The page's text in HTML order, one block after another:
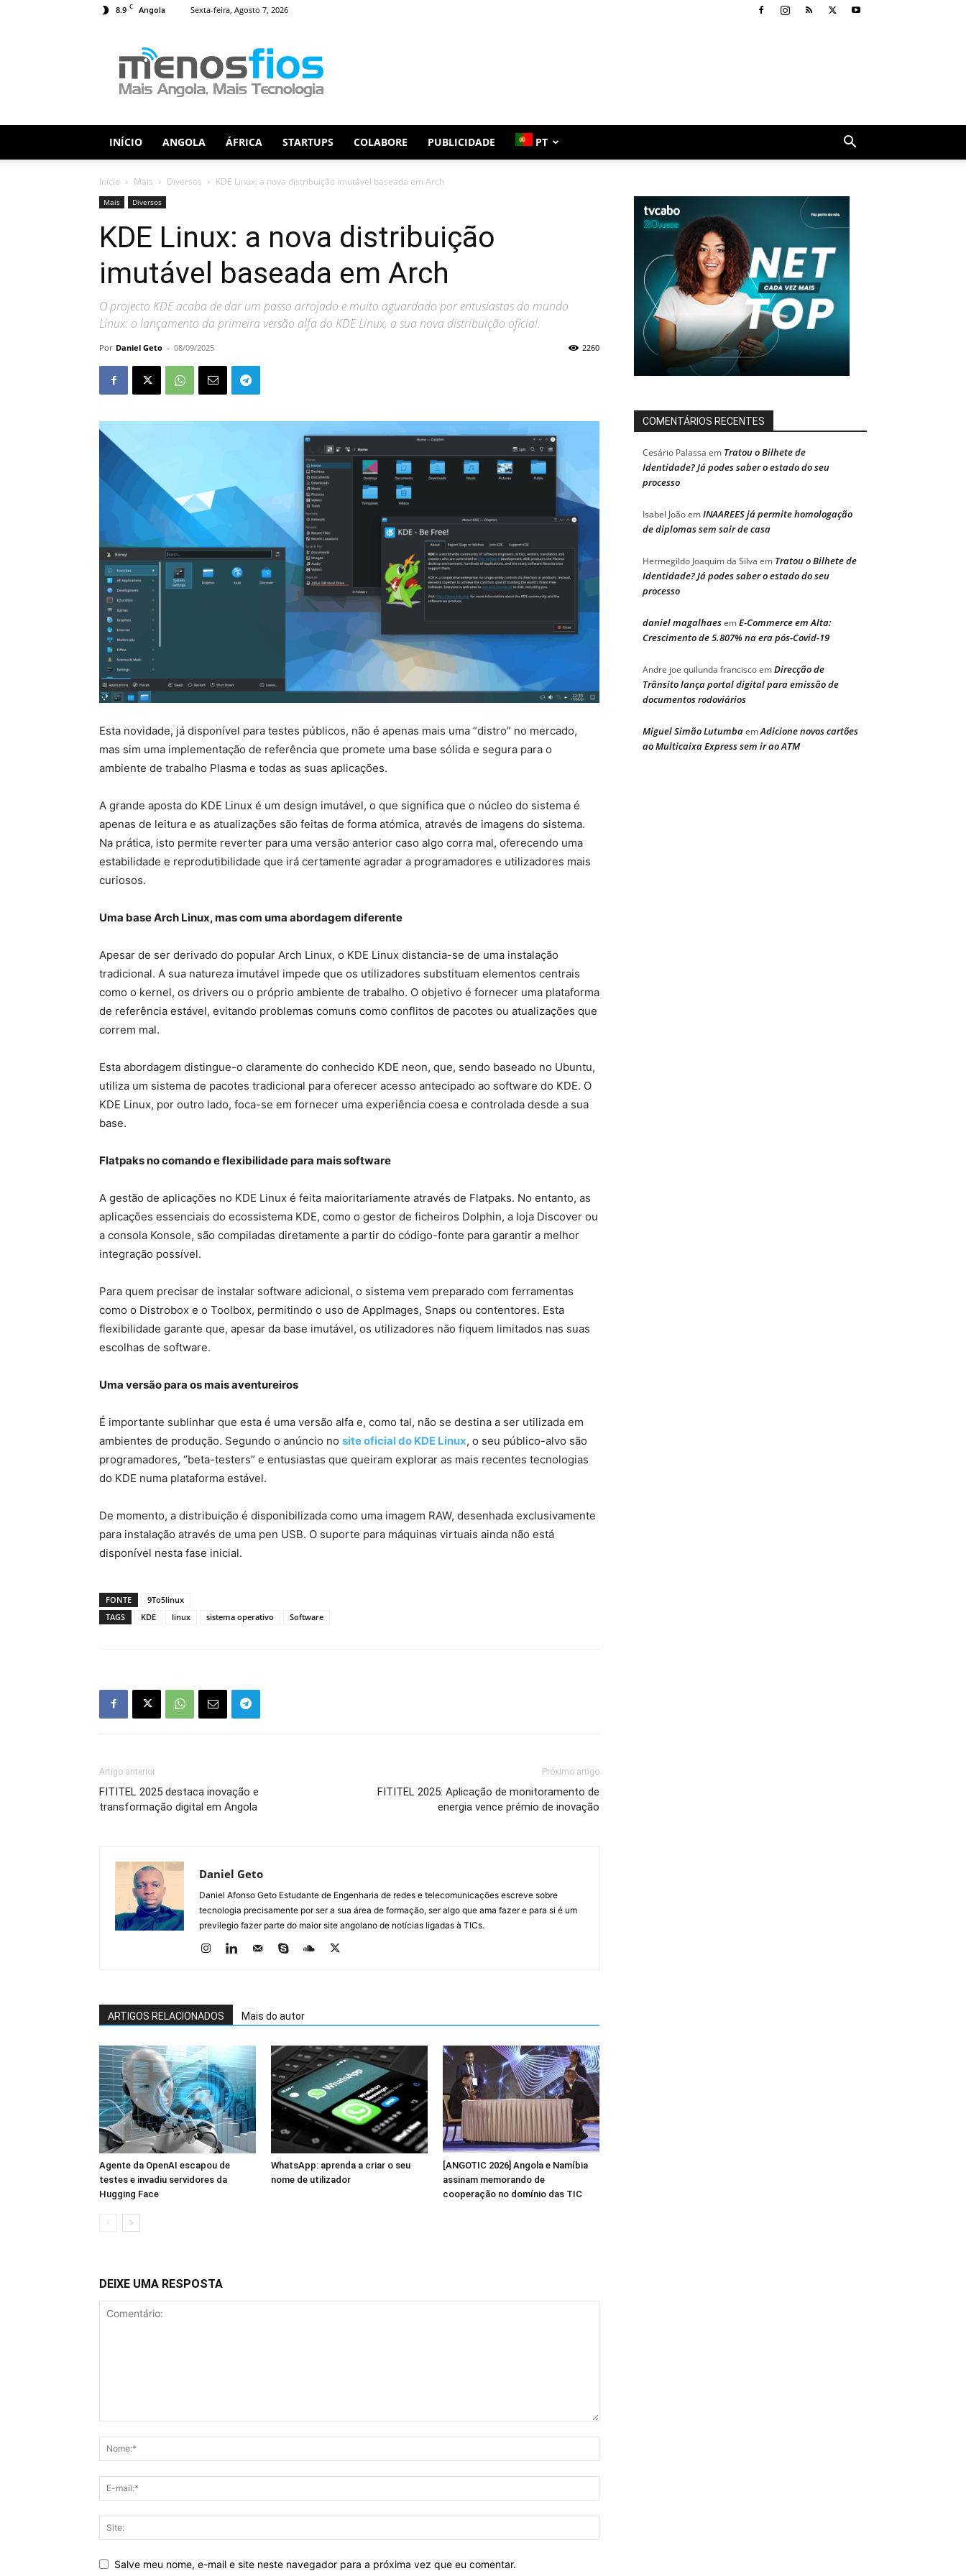
8.9 C Angola Sexta-feira, Agosto 7, 2026
Fios
INÍCIO ANGOLA ÁFRICA STARTUPS COLABORE PUBLICIDADE PT
Início Mais Diversos KDE Linux: a nova distribuição imutável baseada em Arch
Mais Diversos
KDE Linux: a nova distribuição
imutável baseada em Arch
O projecto KDE acaba de dar um passo arrojado e muito aguardado por entusiastas do mundo
Linux: o lançamento da primeira versão alfa do KDE Linux, a sua nova distribuição oficial.
Por Daniel Geto - 08/09/2025 2260
Esta novidade, já disponível para testes públicos, não é apenas mais uma “distro” no mercado,
mas sim uma implementação de referência que promete uma base sólida e segura para o
ambiente de trabalho Plasma e todas as suas aplicações.
A grande aposta do KDE Linux é um design imutável, o que significa que o núcleo do sistema é
apenas de leitura e as atualizações são feitas de forma atómica, através de imagens do sistema.
Na prática, isto permite reverter para uma versão anterior caso algo corra mal, oferecendo uma
estabilidade e reprodutibilidade que irá certamente agradar a programadores e utilizadores mais
curiosos.
Uma base Arch Linux, mas com uma abordagem diferente
Apesar de ser derivado do popular Arch Linux, o KDE Linux distancia-se de uma instalação
tradicional. A sua natureza imutável impede que os utilizadores substituam elementos centrais
como o kernel, os drivers ou o próprio ambiente de trabalho. O objetivo é fornecer uma plataforma
de referência estável, evitando problemas comuns como conflitos de pacotes ou atualizações que
correm mal.
Esta abordagem distingue-o claramente do conhecido KDE neon, que, sendo baseado no Ubuntu,
utiliza um sistema de pacotes tradicional para oferecer acesso antecipado ao software do KDE. O
KDE Linux, por outro lado, foca-se em fornecer uma experiência coesa e controlada desde a sua
base.
Flatpaks no comando e flexibilidade para mais software
A gestão de aplicações no KDE Linux é feita maioritariamente através de Flatpaks. No entanto, as
aplicações essenciais do ecossistema KDE, como o gestor de ficheiros Dolphin, a loja Discover ou
a consola Konsole, são compiladas diretamente a partir do código-fonte para garantir a melhor
integração possível.
Para quem precisar de instalar software adicional, o sistema vem preparado com ferramentas
como o Distrobox e o Toolbox, permitindo o uso de AppImages, Snaps ou contentores. Esta
flexibilidade garante que, apesar da base imutável, os utilizadores não fiquem limitados nas suas
escolhas de software.
Uma versão para os mais aventureiros
É importante sublinhar que esta é uma versão alfa e, como tal, não se destina a ser utilizada em
ambientes de produção. Segundo o anúncio no site oficial do KDE Linux, o seu público-alvo são
programadores, “beta-testers” e entusiastas que queiram explorar as mais recentes tecnologias
do KDE numa plataforma estável.
De momento, a distribuição é disponibilizada como uma imagem RAW, desenhada exclusivamente
para instalação através de uma pen USB. O suporte para máquinas virtuais ainda não está
disponível nesta fase inicial.
FONTE
9To5linux
TAGS
KDE linux sistema operativo Software
Artigo anterior
FITITEL 2025 destaca inovação e
transformação digital em Angola
Próximo artigo
FITITEL 2025: Aplicação de monitoramento de
energia vence prémio de inovação
Daniel Geto
Daniel Afonso Geto Estudante de Engenharia de redes e telecomunicações escreve sobre
tecnologia precisamente por ser a sua área de formação, ser algo que ama fazer e para si é um
previlegio fazer parte do maior site angolano de notícias ligadas à TICs.
ARTIGOS RELACIONADOS Mais do autor
Agente da OpenAI escapou de
testes e invadiu servidores da
Hugging Face
WhatsApp: aprenda a criar o seu
nome de utilizador
[ANGOTIC 2026] Angola e Namíbia
assinam memorando de
cooperação no domínio das TIC
DEIXE UMA RESPOSTA
Salve meu nome, e-mail e site neste navegador para a próxima vez que eu comentar.
COMENTÁRIOS RECENTES
Cesário Palassa em Tratou o Bilhete de
Identidade? Já podes saber o estado do seu
processo
Isabel JoãoemINAAREES já permite homologação
de diplomas sem sair de casa
Hermegildo Joaquim da Silva em Tratou o Bilhete de
Identidade? Já podes saber o estado do seu
processo
daniel magalhaesemE-Commerce em Alta:
Crescimento de 5.807% na era pós-Covid-19
Andre joe quilunda franciscoemDirecção de
Trânsito lança portal digital para emissão de
documentos rodoviários
Miguel Simão LutumbaemAdicione novos cartões
ao Multicaixa Express sem ir ao ATM